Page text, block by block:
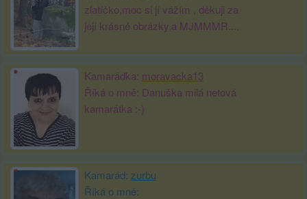
zlatíčko,moc si jí vážím , děkuji za
její krásné obrázky,a MJMMMR....
Kamarádka: moravacka13
Říká o mně: Danuška milá netová
kamarátka :-)
Kamarád: zurbu
Říká o mně: